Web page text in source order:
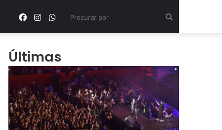
WhatsApp
Instagram
Facebook
Últimas